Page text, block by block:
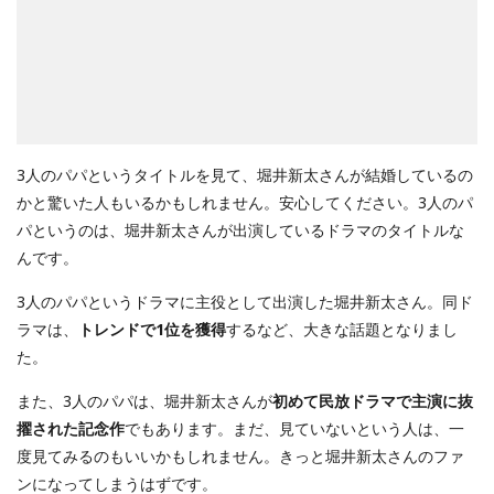
3人のパパというタイトルを見て、堀井新太さんが結婚しているの
かと驚いた人もいるかもしれません。安心してください。3人のパ
パというのは、堀井新太さんが出演しているドラマのタイトルな
んです。
3人のパパというドラマに主役として出演した堀井新太さん。同ド
ラマは、
トレンドで1位を獲得するなど、大きな話題となりまし
た。
また、3人のパパは、堀井新太さんが初めて民放ドラマで主演に抜
擢された記念作でもあります。まだ、見ていないという人は、一
度見てみるのもいいかもしれません。きっと堀井新太さんのファ
ンになってしまうはずです。